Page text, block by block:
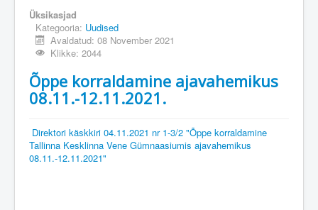
Üksikasjad
Kategooria: Uudised
Avaldatud: 08 November 2021
Klikke: 2044
Õppe korraldamine ajavahemikus
08.11.-12.11.2021.
Direktori käskkiri 04.11.2021 nr 1-3/2 "Õppe korraldamine
Tallinna Kesklinna Vene Gümnaasiumis ajavahemikus
08.11.-12.11.2021"